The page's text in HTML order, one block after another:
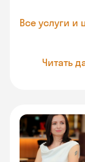
Все услуги и
Читать